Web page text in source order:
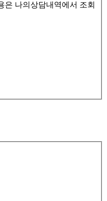
은 나의상담내역에서 조회